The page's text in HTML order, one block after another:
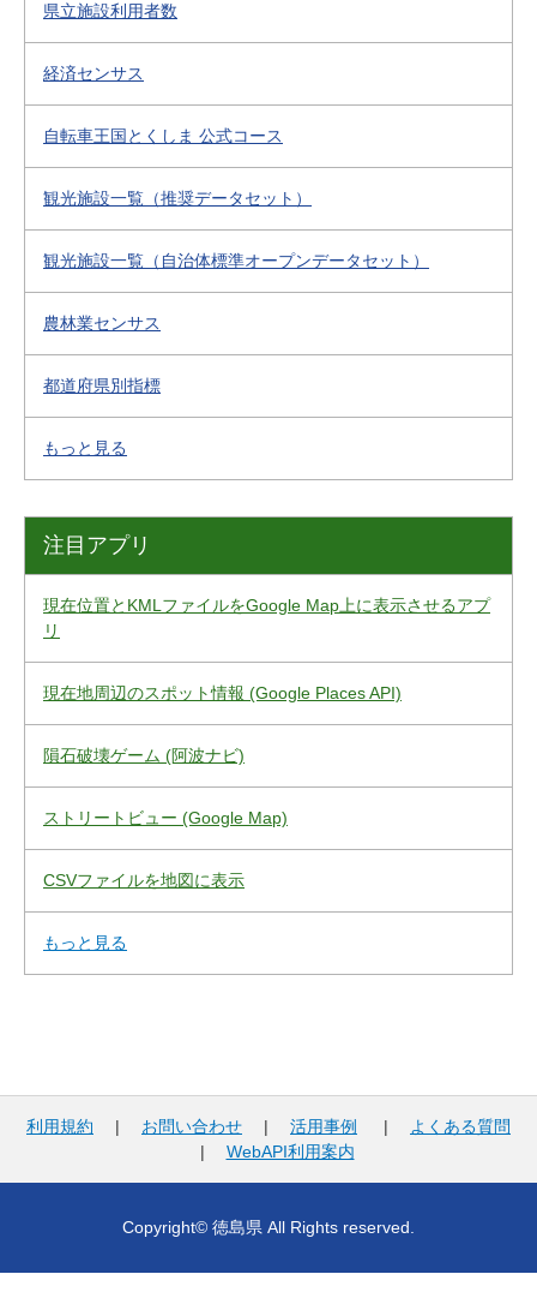
県立施設利用者数
経済センサス
自転車王国とくしま 公式コース
観光施設一覧（推奨データセット）
観光施設一覧（自治体標準オープンデータセット）
農林業センサス
都道府県別指標
もっと見る
注目アプリ
現在位置とKMLファイルをGoogle Map上に表示させるアプ
リ
現在地周辺のスポット情報 (Google Places API)
隕石破壊ゲーム (阿波ナビ)
ストリートビュー (Google Map)
CSVファイルを地図に表示
もっと見る
利用規約 | お問い合わせ | 活用事例 |
よくある質問
| WebAPI利用案内
Copyright© 徳島県 All Rights reserved.